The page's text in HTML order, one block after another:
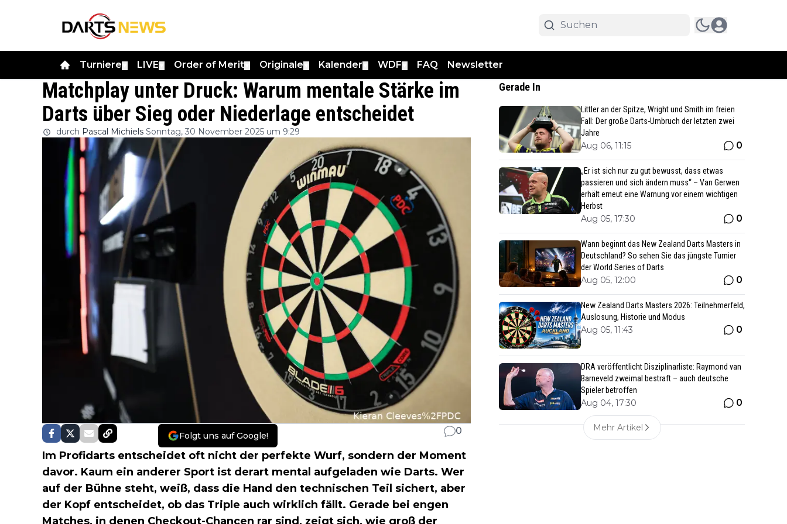
Turniere LIVE Order of Merit Originale Kalender WDF FAQ Newsletter
Matchplay unter Druck: Warum mentale Stärke im
Darts über Sieg oder Niederlage entscheidet
durch Pascal Michiels Sonntag, 30 November 2025 um 9:29
Folgt uns auf Google! 0
Im Profidarts entscheidet oft nicht der perfekte Wurf, sondern der Moment
davor. Kaum ein anderer Sport ist derart mental aufgeladen wie Darts. Wer
auf der Bühne steht, weiß, dass die Hand den technischen Teil sichert, aber
der Kopf entscheidet, ob das Triple auch wirklich fällt. Gerade bei engen
Matches, in denen Checkout-Chancen rar sind, zeigt sich, wie groß der
Gerade In
Littler an der Spitze, Wright und Smith im freien
Fall: Der große Darts-Umbruch der letzten zwei
Jahre
Aug 06, 11:15 0
„Er ist sich nur zu gut bewusst, dass etwas
passieren und sich ändern muss“ – Van Gerwen
erhält erneut eine Warnung vor einem wichtigen
Herbst
Aug 05, 17:30 0
Wann beginnt das New Zealand Darts Masters in
Deutschland? So sehen Sie das jüngste Turnier
der World Series of Darts
Aug 05, 12:00 0
New Zealand Darts Masters 2026: Teilnehmerfeld,
Auslosung, Historie und Modus
Aug 05, 11:43 0
DRA veröffentlicht Disziplinarliste: Raymond van
Barneveld zweimal bestraft – auch deutsche
Spieler betroffen
Aug 04, 17:30 0
Mehr Artikel